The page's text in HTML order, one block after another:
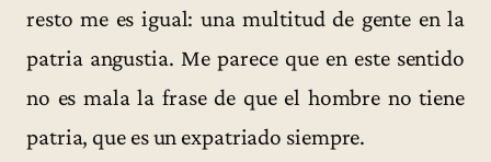
resto me es igual: una multitud de gente en la
patria angustia. Me parece que en este sentido
no es mala la frase de que el hombre no tiene
patria, que es un expatriado siempre.